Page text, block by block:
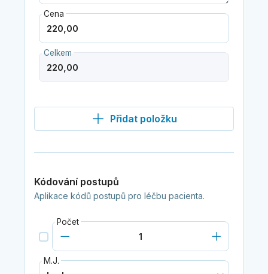
Cena
Celkem
Přidat položku
Kódování postupů
Aplikace kódů postupů pro léčbu pacienta.
Počet
M.J.